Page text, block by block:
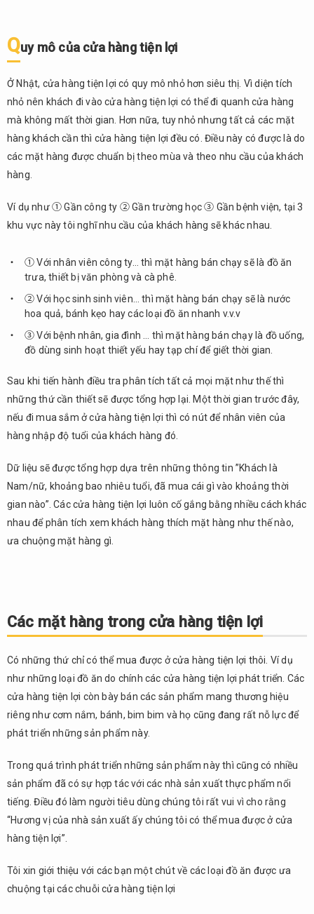
Quy mô của cửa hàng tiện lợi
Ở Nhật, cửa hàng tiện lợi có quy mô nhỏ hơn siêu thị. Vì diện tích
nhỏ nên khách đi vào cửa hàng tiện lợi có thể đi quanh cửa hàng
mà không mất thời gian. Hơn nữa, tuy nhỏ nhưng tất cả các mặt
hàng khách cần thì cửa hàng tiện lợi đều có. Điều này có được là do
các mặt hàng được chuẩn bị theo mùa và theo nhu cầu của khách
hàng.
Ví dụ như ① Gần công ty ② Gần trường học ③ Gần bệnh viện, tại 3
khu vực này tôi nghĩ nhu cầu của khách hàng sẽ khác nhau.
① Với nhân viên công ty… thì mặt hàng bán chạy sẽ là đồ ăn
trưa, thiết bị văn phòng và cà phê.
② Với học sinh sinh viên… thì mặt hàng bán chạy sẽ là nước
hoa quả, bánh kẹo hay các loại đồ ăn nhanh v.v.v
③ Với bệnh nhân, gia đình … thì mặt hàng bán chạy là đồ uống,
đồ dùng sinh hoạt thiết yếu hay tạp chí để giết thời gian.
Sau khi tiến hành điều tra phân tích tất cả mọi mặt như thế thì
những thứ cần thiết sẽ được tổng hợp lại. Một thời gian trước đây,
nếu đi mua sắm ở cửa hàng tiện lợi thì có nút để nhân viên của
hàng nhập độ tuổi của khách hàng đó.
Dữ liệu sẽ được tổng hợp dựa trên những thông tin ”Khách là
Nam/nữ, khoảng bao nhiêu tuổi, đã mua cái gì vào khoảng thời
gian nào”. Các cửa hàng tiện lợi luôn cố gắng bằng nhiều cách khác
nhau để phân tích xem khách hàng thích mặt hàng như thế nào,
ưa chuộng mặt hàng gì.
Các mặt hàng trong cửa hàng tiện lợi
Có những thứ chỉ có thể mua được ở cửa hàng tiện lợi thôi. Ví dụ
như những loại đồ ăn do chính các cửa hàng tiện lợi phát triển. Các
cửa hàng tiện lợi còn bày bán các sản phẩm mang thương hiệu
riêng như cơm nắm, bánh, bim bim và họ cũng đang rất nỗ lực để
phát triển những sản phẩm này.
Trong quá trình phát triển những sản phẩm này thì cũng có nhiều
sản phẩm đã có sự hợp tác với các nhà sản xuất thực phẩm nổi
tiếng. Điều đó làm người tiêu dùng chúng tôi rất vui vì cho rằng
“Hương vị của nhà sản xuất ấy chúng tôi có thể mua được ở cửa
hàng tiện lợi”.
Tôi xin giới thiệu với các bạn một chút về các loại đồ ăn được ưa
chuộng tại các chuỗi cửa hàng tiện lợi